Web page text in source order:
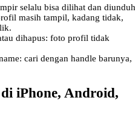
selalu bisa dilihat dan
masih tampil, kadang tidak,
dihapus: foto profil tidak
cari dengan handle barunya,
iPhone, Android,